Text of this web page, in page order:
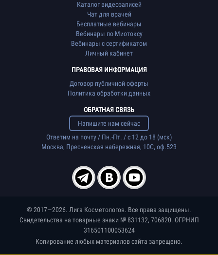
Каталог видеозаписей
Чат для врачей
Бесплатные вебинары
Вебинары по Миотоксу
Вебинары с сертификатом
Личный кабинет
ПРАВОВАЯ ИНФОРМАЦИЯ
Договор публичной оферты
Политика обработки данных
ОБРАТНАЯ СВЯЗЬ
Напишите нам сейчас
Ответим на почту / Пн.-Пт. / с 12 до 18 (мск)
Москва, Пресненская набережная, 10С, оф.523
© 2017—2026. Лига Косметологов. Все права защищены.
Свидетельства на товарные знаки № 831132, 706820. ОГРНИП
316501100053624
Копирование любых материалов сайта запрещено.